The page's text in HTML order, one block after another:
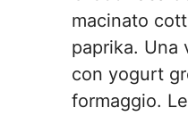
macinato
paprika. Una
con yogurt
formaggio.